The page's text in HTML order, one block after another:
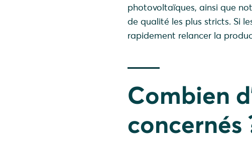
photovoltaïques, ainsi que
de qualité les plus stricts. Si
rapidement relancer la
Combien
concernés